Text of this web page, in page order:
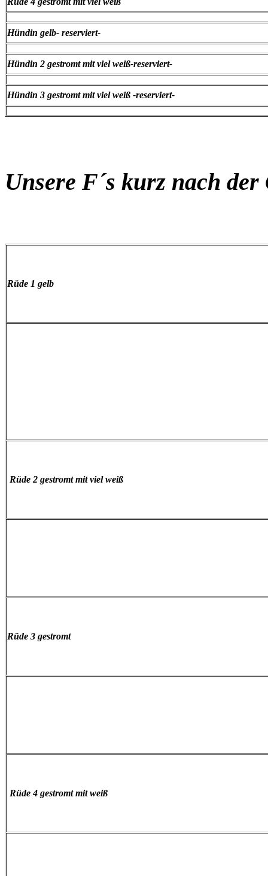
Hündin gelb- reserviert-
Hündin 2 gestromt mit viel weiß-reserviert-
Hündin 3 gestromt mit viel weiß -reserviert-
Unsere F´s kurz nach der
Rüde 1 gelb
Rüde 2 gestromt mit viel weiß
Rüde 3 gestromt
Rüde 4 gestromt mit weiß